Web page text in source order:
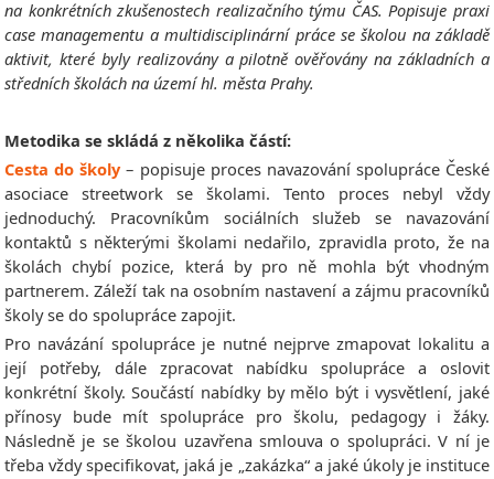
na konkrétních zkušenostech realizačního týmu ČAS. Popisuje praxi
case managementu a multidisciplinární práce se školou na základě
aktivit, které byly realizovány a pilotně ověřovány na základních a
středních školách na území hl. města Prahy.
Metodika se skládá z několika částí:
Cesta do školy – popisuje proces navazování spolupráce České
asociace streetwork se školami. Tento proces nebyl vždy
jednoduchý. Pracovníkům sociálních služeb se navazování
kontaktů s některými školami nedařilo, zpravidla proto, že na
školách chybí pozice, která by pro ně mohla být vhodným
partnerem. Záleží tak na osobním nastavení a zájmu pracovníků
školy se do spolupráce zapojit.
Pro navázání spolupráce je nutné nejprve zmapovat lokalitu a
její potřeby, dále zpracovat nabídku spolupráce a oslovit
konkrétní školy. Součástí nabídky by mělo být i vysvětlení, jaké
přínosy bude mít spolupráce pro školu, pedagogy i žáky.
Následně je se školou uzavřena smlouva o spolupráci. V ní je
třeba vždy specifikovat, jaká je „zakázka“ a jaké úkoly je instituce